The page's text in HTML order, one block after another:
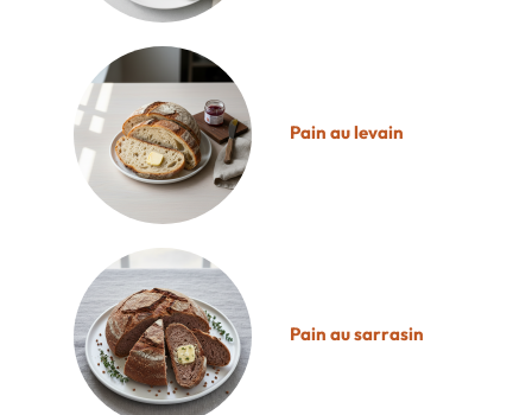
Pain au levain
Pain au sarrasin